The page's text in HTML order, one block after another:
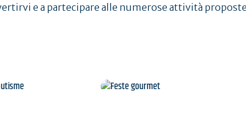
e a partecipare alle numerose attività